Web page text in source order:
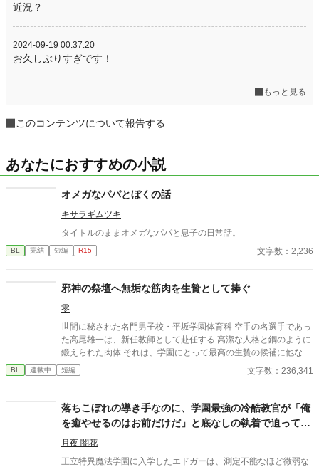
近況？
2024-09-19 00:37:20
お久しぶりすぎです！
もっと見る
このコンテンツについて報告する
あなたにおすすめの小説
オメガなパパとぼくの話
キサラギムツキ
タイトルのままオメガなパパと息子の日常話。
BL 完結 短編 R15 文字数：2,236
邪神の祭壇へ無垢な筋肉を生贄として捧ぐ
零
世間に秘された名門男子校・平坂学園体育科 空手の名選手であっ
た高尾雄一は、新任教師として赴任する 高潔な人格と鋼のように
鍛えられた肉体 それは、学園にとって最高の生贄の候補に他なら
なかった 至高の筋肉を持つ、精神を削られ意志をなくした青年を
太古の神に捧げるため、“水”、“風”、“土”の信奉者達が暗躍する 意
校で繰り広げられるダークファンタジー
BL 連載中 短編 文字数：236,341
落ちこぼれの導き手なのに、学園最強の冷酷教官が「俺
を癒やせるのはお前だけだ」と底なしの執着で迫ってき
ます
月夜 闇花
王立特異魔法学園に入学したエドガーは、測定不能なほど微弱な